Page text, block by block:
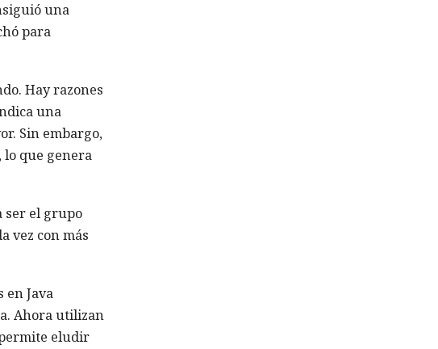
una
para
Hay razones
una
Sin embargo,
lo que genera
ser el grupo
vez con más
Java
Ahora utilizan
eludir